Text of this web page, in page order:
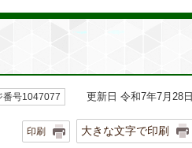
番号1047077 更新日 令和7年7月28日
印刷 大きな文字で印刷